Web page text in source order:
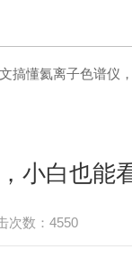
搞懂氦离子色谱仪
小白也能
次数：4550